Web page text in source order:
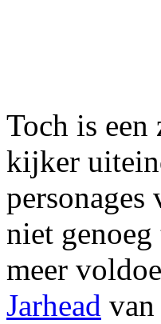
Toch is een
kijker
niet
meer
Jarhead van